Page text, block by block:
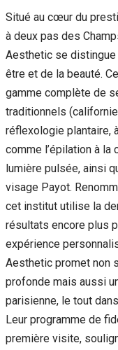
Situé au cœur du
à deux pas des
Aesthetic se
être et de la beauté.
gamme complète de
traditionnels
réflexologie plantaire,
comme l’épilation à la
lumière pulsée, ainsi
visage Payot.
cet institut utilise la
résultats encore plus
expérience
Aesthetic promet non
profonde mais aussi
parisienne, le tout
Leur programme de
première visite,